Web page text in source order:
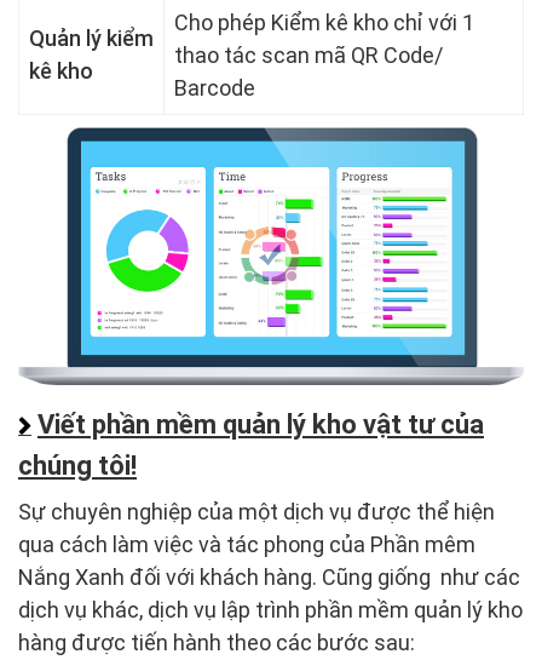
Quản lý kiểm
kê kho
Cho phép Kiểm kê kho chỉ với 1
thao tác scan mã QR Code/
Barcode
Viết phần mềm quản lý kho vật tư của
chúng tôi!
Sự chuyên nghiệp của một dịch vụ được thể hiện
qua cách làm việc và tác phong của Phần mêm
Nắng Xanh đối với khách hàng. Cũng giống như các
dịch vụ khác, dịch vụ lập trình phần mềm quản lý kho
hàng được tiến hành theo các bước sau: